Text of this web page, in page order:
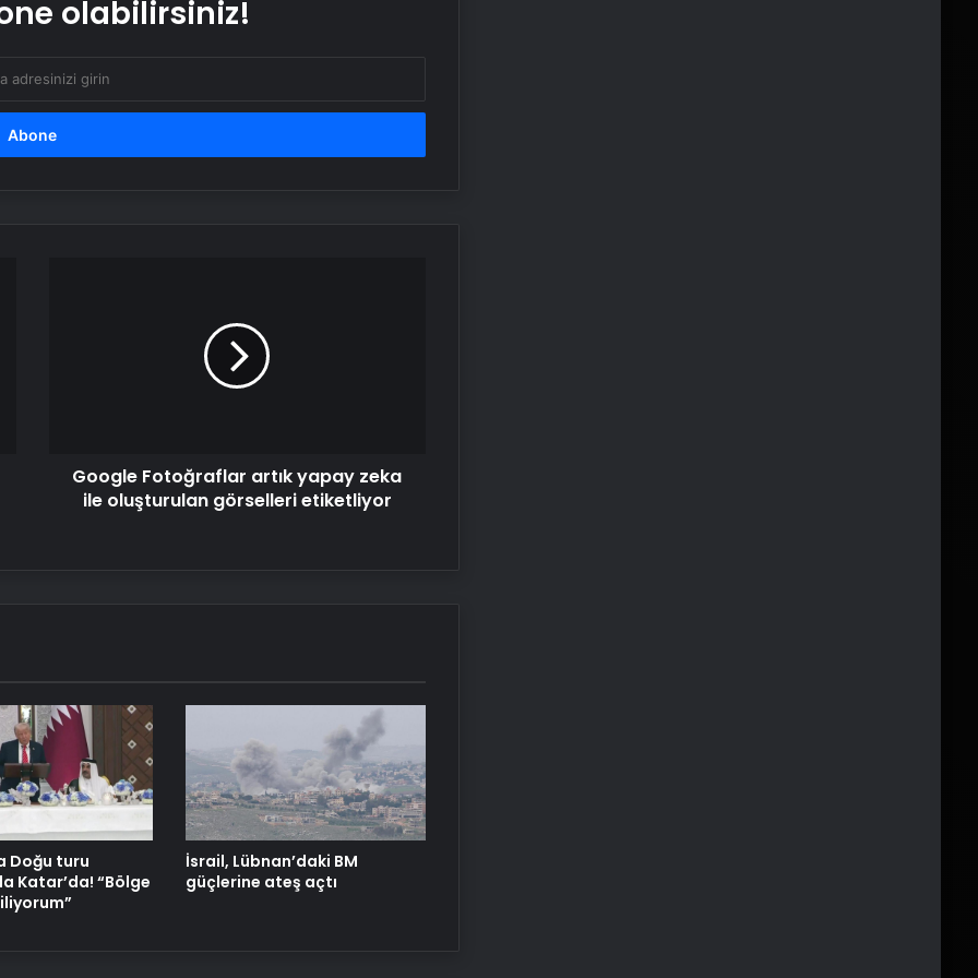
Türkiye’den Libya’ya seyahat uyarısı
olabilirsiniz!
Google Fotoğraflar artık yapay zeka
ile oluşturulan görselleri etiketliyor
Doğu turu
Katar’da! “Bölge
İsrail, Lübnan’daki BM
güçlerine ateş açtı